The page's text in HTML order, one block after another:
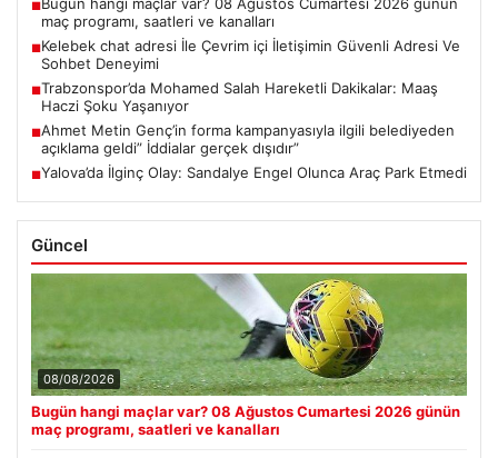
■
maç programı, saatleri ve kanalları
■Kelebek chat adresi İle Çevrim içi İletişimin Güvenli Adresi Ve
Sohbet Deneyimi
■Trabzonspor’da Mohamed Salah Hareketli Dakikalar: Maaş
Haczi Şoku Yaşanıyor
■Ahmet Metin Genç’in forma kampanyasıyla ilgili belediyeden
açıklama geldi” İddialar gerçek dışıdır”
■Yalova’da İlginç Olay: Sandalye Engel Olunca Araç Park Etmedi
Güncel
08/08/2026
Bugün hangi maçlar var? 08 Ağustos Cumartesi 2026 günün
maç programı, saatleri ve kanalları